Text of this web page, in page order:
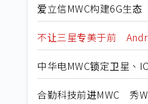
爱立信MWC构建6G生
不让三星专美于前
中华电MWC锁定卫星、
合勤科技前进MWC 秀